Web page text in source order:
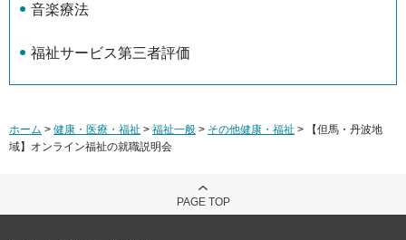
音楽療法
福祉サービス第三者評価
ホーム > 健康・医療・福祉 > 福祉一般 > その他健康・福祉 > 【但馬・丹波地
域】オンライン福祉の就職説明会
PAGE TOP